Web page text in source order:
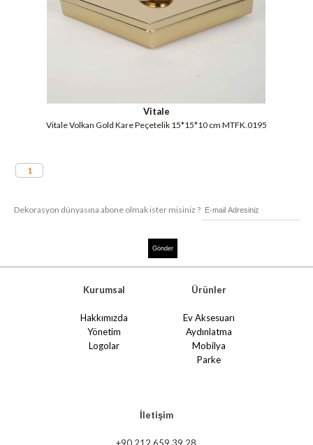
Vitale
Vitale Volkan Gold Kare Peçetelik 15*15*10 cm MTFK.0195
1
Dekorasyon dünyasına abone olmak ister misiniz ?
Kurumsal
Hakkımızda
Yönetim
Logolar
Ürünler
Ev Aksesuarı
Aydınlatma
Mobilya
Parke
İletişim